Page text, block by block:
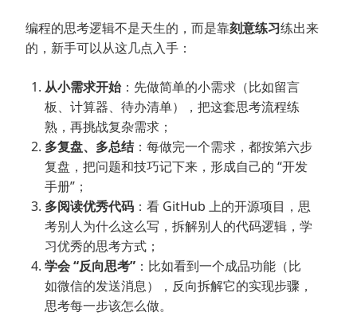
编程的思考逻辑不是天生的，而是靠刻意练习练出来
的，新手可以从这几点入手：
从小需求开始：先做简单的小需求（比如留言
板、计算器、待办清单），把这套思考流程练
熟，再挑战复杂需求；
多复盘、多总结：每做完一个需求，都按第六步
复盘，把问题和技巧记下来，形成自己的 “开发
手册”；
多阅读优秀代码 ：看 GitHub 上的开源项目，思
考别人为什么这么写，拆解别人的代码逻辑，学
习优秀的思考方式；
学会 “反向思考” ：比如看到一个成品功能（比
如微信的发送消息），反向拆解它的实现步骤，
思考每一步该怎么做。